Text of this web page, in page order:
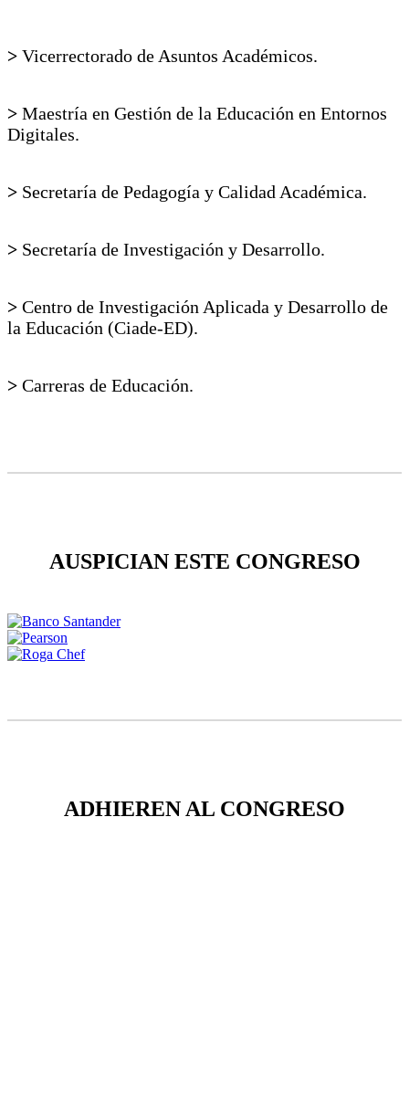
> Vicerrectorado de Asuntos Académicos.
> Maestría en Gestión de la Educación en Entornos
Digitales.
> Secretaría de Pedagogía y Calidad Académica.
> Secretaría de Investigación y Desarrollo.
> Centro de Investigación Aplicada y Desarrollo de
la Educación (Ciade-ED).
> Carreras de Educación.
AUSPICIAN ESTE CONGRESO
ADHIEREN AL CONGRESO